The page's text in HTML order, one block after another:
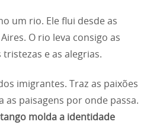
um rio. Ele flui desde as
O rio leva consigo as
tristezas e as alegrias.
imigrantes. Traz as paixões
as paisagens por onde passa.
molda a identidade